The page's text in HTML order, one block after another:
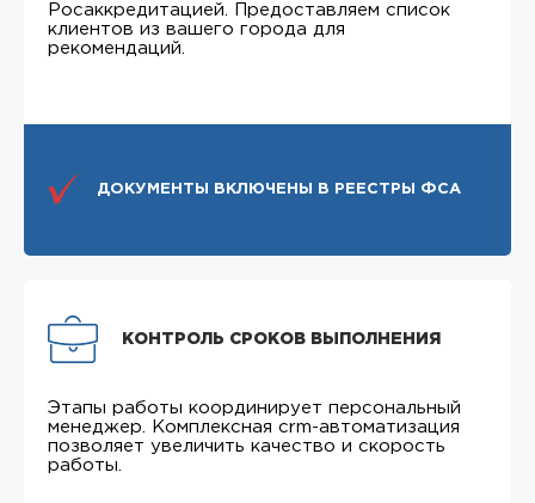
Росаккредитацией. Предоставляем список
клиентов из вашего города для
рекомендаций.
ДОКУМЕНТЫ ВКЛЮЧЕНЫ В РЕЕСТРЫ ФСА
КОНТРОЛЬ СРОКОВ ВЫПОЛНЕНИЯ
Этапы работы координирует персональный
менеджер. Комплексная crm-автоматизация
позволяет увеличить качество и скорость
работы.